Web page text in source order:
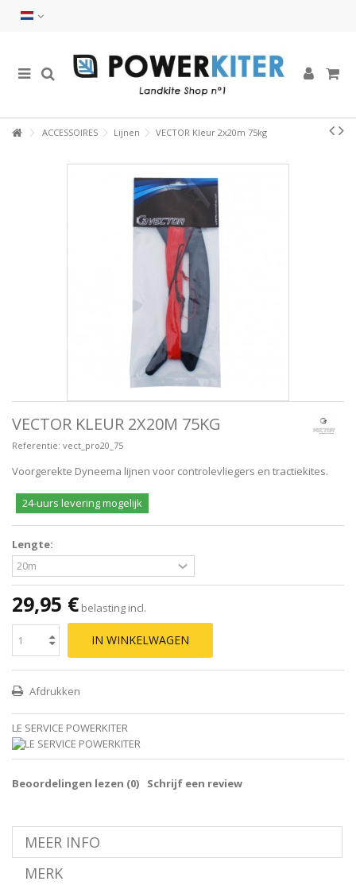
ACCESSOIRES Lijnen VECTOR Kleur 2x20m 75kg
VECTOR KLEUR 2X20M 75KG
Referentie: vect_pro20_75
Voorgerekte Dyneema lijnen voor controlevliegers en tractiekites.
24-uurs levering mogelijk
Lengte:
29,95 € belasting incl.
IN WINKELWAGEN
Afdrukken
LE SERVICE POWERKITER
Beoordelingen lezen (0) Schrijf een review
MEER INFO
MERK